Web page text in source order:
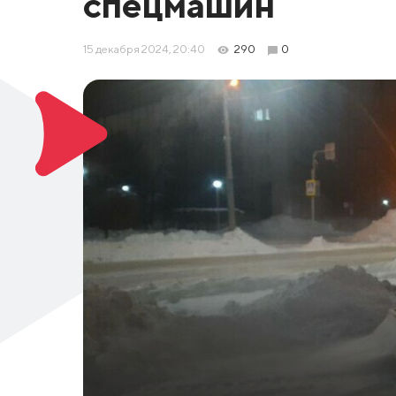
15 декабря 2024, 20:40 290 0